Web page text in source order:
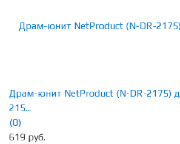
Драм-юнит NetProduct (N-DR-2175)
215...
(0)
619 руб.